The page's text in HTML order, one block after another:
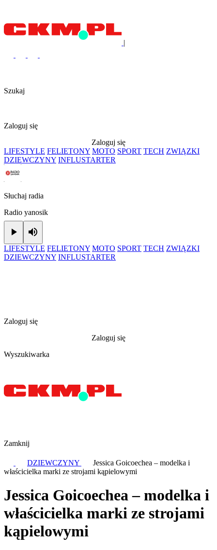
|
Szukaj
Zaloguj się
Zaloguj się
LIFESTYLE FELIETONY MOTO SPORT TECH ZWIĄZKI
DZIEWCZYNY INFLUSTARTER
Słuchaj radia
Radio yanosik
Play
LIFESTYLE FELIETONY MOTO SPORT TECH ZWIĄZKI
DZIEWCZYNY INFLUSTARTER
Zaloguj się
Zaloguj się
Wyszukiwarka
Zamknij
DZIEWCZYNY
Jessica Goicoechea – modelka i
właścicielka marki ze strojami kąpielowymi
Jessica Goicoechea – modelka i
właścicielka marki ze strojami
kąpielowymi